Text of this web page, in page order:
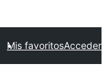
Mis favoritosAcceder